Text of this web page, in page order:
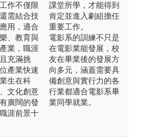
作不僅限
需結合技
用，適合
、教育與
業，職涯
充滿挑
產業快速
生在科
文化創意
廣闊的發
涯前景十
課堂所學，才能得到
肯定並進入劇組擔任
重要工作。
電影系的訓練不只是
在電影業能發展，校
友在畢業後的發展方
向多元，涵蓋需要具
備創意與實行力的各
行業都適合電影系畢
業同學就業。